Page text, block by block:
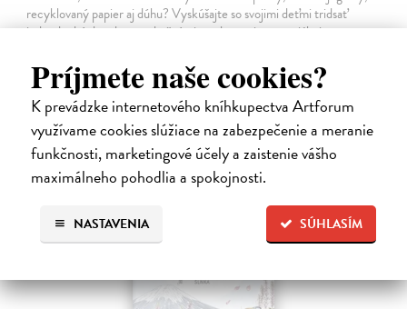
Príjmete naše cookies?
K prevádzke internetového kníhkupectva Artforum
využívame cookies slúžiace na zabezpečenie a meranie
funkčnosti, marketingové účely a zaistenie vášho
maximálneho pohodlia a spokojnosti.
SÚHLASÍM
NASTAVENIA
recyklovaný papier aj dúhu? Vyskúšajte so svojimi deťmi tridsať
jednoduchých pokusov s bežnými predmetmi a materiálmi.
14,20 €
14,95 €
na sklade